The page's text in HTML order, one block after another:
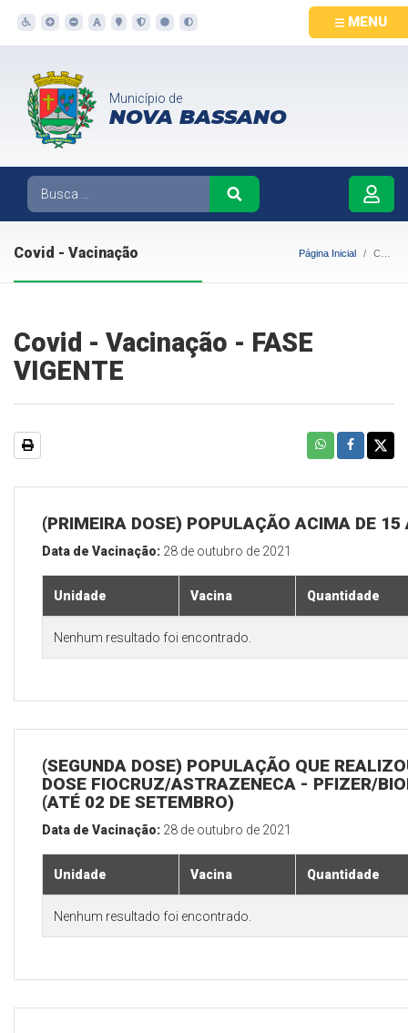
MENU
Município de
NOVA BASSANO
Covid - Vacinação Página Inicial Covid - Vacinação
Covid - Vacinação - FASE
VIGENTE
(PRIMEIRA DOSE) POPULAÇÃO ACIMA DE 15
Data de Vacinação: 28 de outubro de 2021
Unidade Vacina Quantidade
Nenhum resultado foi encontrado.
(SEGUNDA DOSE) POPULAÇÃO QUE
DOSE FIOCRUZ/ASTRAZENECA - PFIZER/
(ATÉ 02 DE SETEMBRO)
Data de Vacinação: 28 de outubro de 2021
Unidade Vacina Quantidade
Nenhum resultado foi encontrado.